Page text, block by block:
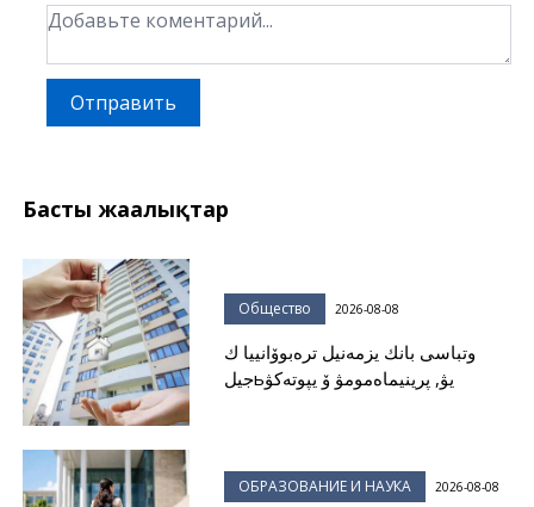
Отправить
Басты жаңалықтар
Общество 2026-08-08
وتباسى بانك يزمەنيل ترەبوۆانييا ك
جيلьيۋ, پرينيماەمومۋ ۆ يپوتەكۋ
ОБРАЗОВАНИЕ И НАУКА 2026-08-08